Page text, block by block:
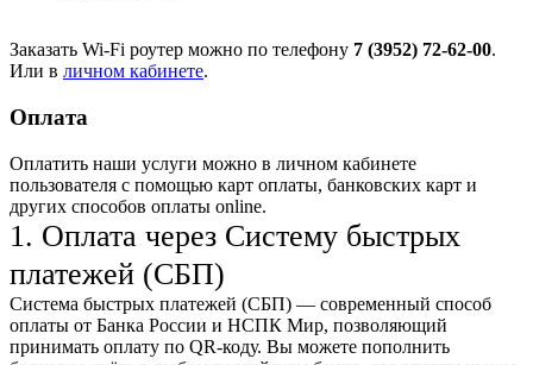
Заказать Wi-Fi роутер можно по телефону 7 (3952) 72-62-00.
Или в личном кабинете.
Оплата
Оплатить наши услуги можно в личном кабинете
пользователя с помощью карт оплаты, банковских карт и
других способов оплаты online.
1. Оплата через Систему быстрых
платежей (СБП)
Система быстрых платежей (СБП) — современный способ
оплаты от Банка России и НСПК Мир, позволяющий
принимать оплату по QR-коду. Вы можете пополнить